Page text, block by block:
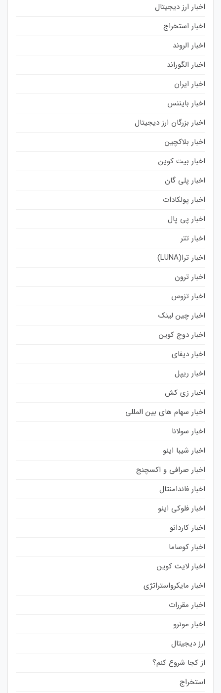
اخبار ارز دیجیتال
اخبار استخراج
اخبار الروند
اخبار الگوراند
اخبار ایران
اخبار بایننس
اخبار بزرگان ارز دیجیتال
اخبار بلاکچین
اخبار بیت کوین
اخبار پلی گان
اخبار پولکادات
اخبار پی پال
اخبار تتر
اخبار ترا(LUNA)
اخبار ترون
اخبار تزوس
اخبار چین لینک
اخبار دوج کوین
اخبار دیفای
اخبار ریپل
اخبار زی کش
اخبار سهام های بین المللی
اخبار سولانا
اخبار شیبا اینو
اخبار صرافی و اکسچنج
اخبار فاندامنتال
اخبار فلوکی اینو
اخبار کاردانو
اخبار کوساما
اخبار لایت کوین
اخبار مایکرواستراتژی
اخبار مقررات
اخبار مونرو
ارز دیجیتال
از کجا شروع کنم؟
استخراج